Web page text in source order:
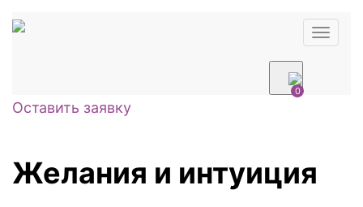
0
Оставить заявку
Желания и интуиция